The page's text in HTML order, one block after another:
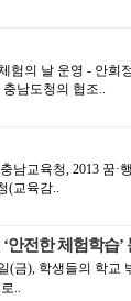
험의 날 운영 - 안
남도청의 협조..
남교육청, 2013 꿈
(교육감..
안전한 체험학습’
(금), 학생들의 학교
..